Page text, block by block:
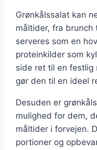
Grønkålssalat kan
måltider, fra brunch
serveres som en
proteinkilder som
side ret til en festlig
gør den til en ideel
Desuden er
mulighed for dem,
måltider i forvejen.
portioner og